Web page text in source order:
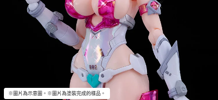
※圖片為示意圖。※圖片為塗裝完成的樣品。